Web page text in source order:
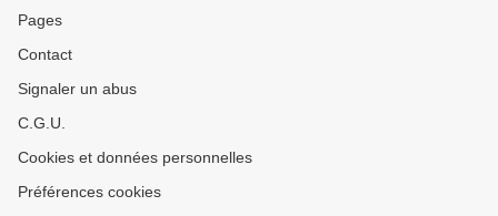
Pages
Contact
Signaler un abus
C.G.U.
Cookies et données personnelles
Préférences cookies